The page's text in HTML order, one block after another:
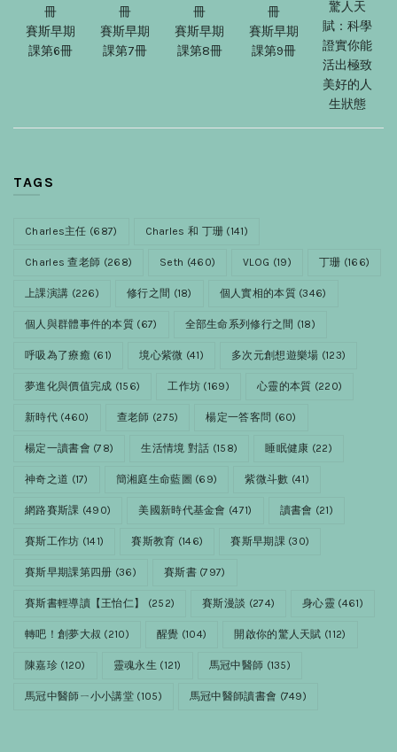
賽斯早期
課第6冊
賽斯早期
課第7冊
賽斯早期
課第8冊
賽斯早期
課第9冊
驚人天
賦：科學
證實你能
活出極致
美好的人
生狀態
TAGS
Charles主任 (687) Charles 和 丁珊 (141)
Charles 查老師 (268) Seth (460) VLOG (19) 丁珊 (166)
上課演講 (226) 修行之間 (18) 個人實相的本質(346)
個人與群體事件的本質 (67) 全部生命系列修行之間 (18)
呼吸為了療癒 (61) 境心紫微 (41) 多次元創想遊樂場 (123)
夢進化與價值完成 (156) 工作坊 (169) 心靈的本質 (220)
新時代(460) 查老師 (275) 楊定一答客問 (60)
楊定一讀書會 (78) 生活情境 對話 (158) 睡眠健康 (22)
神奇之道 (17) 簡湘庭生命藍圖 (69) 紫微斗數 (41)
網路賽斯課 (490) 美國新時代基金會 (471) 讀書會 (21)
賽斯工作坊 (141) 賽斯教育 (146) 賽斯早期課 (30)
賽斯早期課第四册 (36) 賽斯書(797)
賽斯書輕導讀【王怡仁】 (252) 賽斯漫談 (274) 身心靈 (461)
轉吧！創夢大叔 (210) 醒覺 (104) 開啟你的驚人天賦 (112)
陳嘉珍(120) 靈魂永生 (121) 馬冠中醫師 (135)
馬冠中醫師ㄧ小小講堂 (105) 馬冠中醫師讀書會 (749)